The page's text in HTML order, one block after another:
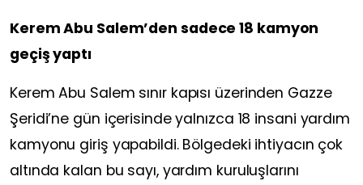
Kerem Abu Salem’den sadece 18 kamyon
geçiş yaptı
Kerem Abu Salem sınır kapısı üzerinden Gazze
Şeridi’ne gün içerisinde yalnızca 18 insani yardım
kamyonu giriş yapabildi. Bölgedeki ihtiyacın çok
altında kalan bu sayı, yardım kuruluşlarını